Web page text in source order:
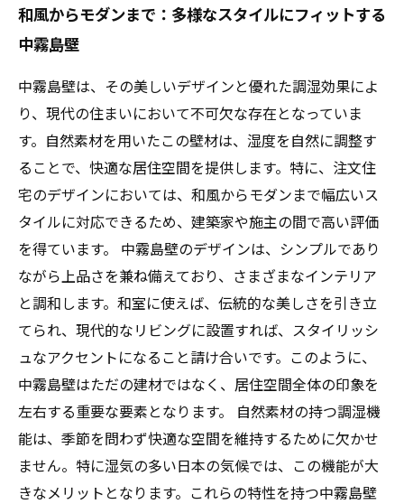
和風からモダンまで：多様なスタイルにフィットする
中霧島壁
中霧島壁は、その美しいデザインと優れた調湿効果によ
り、現代の住まいにおいて不可欠な存在となっていま
す。自然素材を用いたこの壁材は、湿度を自然に調整す
ることで、快適な居住空間を提供します。特に、注文住
宅のデザインにおいては、和風からモダンまで幅広いス
タイルに対応できるため、建築家や施主の間で高い評価
を得ています。 中霧島壁のデザインは、シンプルであり
ながら上品さを兼ね備えており、さまざまなインテリア
と調和します。和室に使えば、伝統的な美しさを引き立
てられ、現代的なリビングに設置すれば、スタイリッシ
ュなアクセントになること請け合いです。このように、
中霧島壁はただの建材ではなく、居住空間全体の印象を
左右する重要な要素となります。 自然素材の持つ調湿機
能は、季節を問わず快適な空間を維持するために欠かせ
ません。特に湿気の多い日本の気候では、この機能が大
きなメリットとなります。これらの特性を持つ中霧島壁